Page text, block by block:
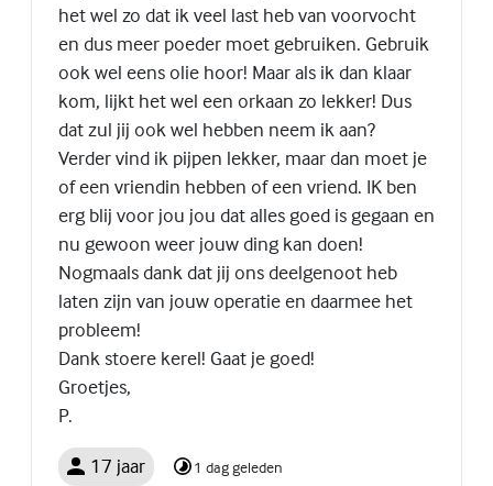
het wel zo dat ik veel last heb van voorvocht
en dus meer poeder moet gebruiken. Gebruik
ook wel eens olie hoor! Maar als ik dan klaar
kom, lijkt het wel een orkaan zo lekker! Dus
dat zul jij ook wel hebben neem ik aan?
Verder vind ik pijpen lekker, maar dan moet je
of een vriendin hebben of een vriend. IK ben
erg blij voor jou jou dat alles goed is gegaan en
nu gewoon weer jouw ding kan doen!
Nogmaals dank dat jij ons deelgenoot heb
laten zijn van jouw operatie en daarmee het
probleem!
Dank stoere kerel! Gaat je goed!
Groetjes,
P.
17 jaar 1 dag geleden